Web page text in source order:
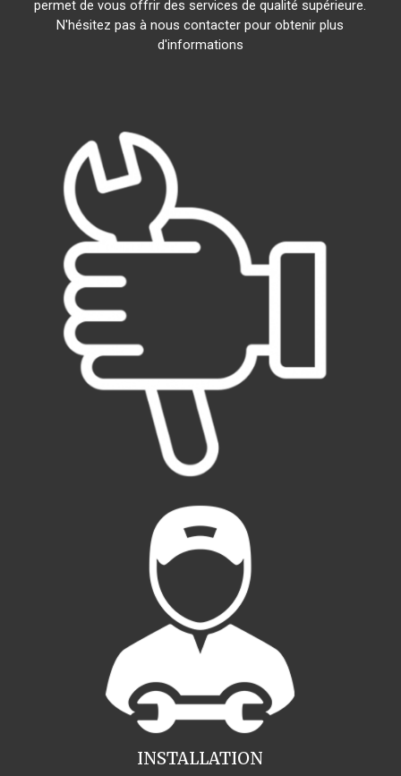
permet de vous offrir des services de qualité supérieure.
N'hésitez pas à nous contacter pour obtenir plus
d'informations
INSTALLATION